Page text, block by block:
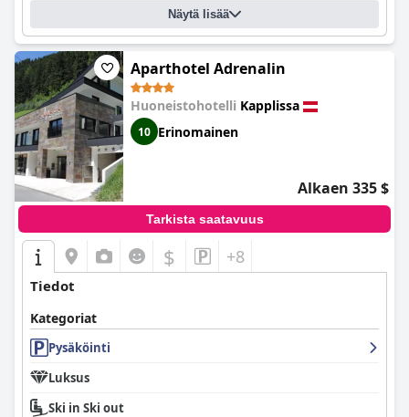
Näytä lisää
Aparthotel Adrenalin
Huoneistohotelli Kapplissa
10 Erinomainen
Alkaen 335 $
Tarkista saatavuus
$ +8
Tiedot
Kategoriat
Pysäköinti
Luksus
Ski in Ski out